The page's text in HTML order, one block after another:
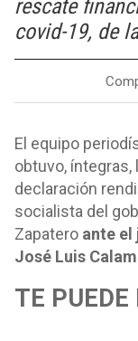
rescate
covid-19, de
El equipo
obtuvo, íntegras,
declaración
socialista del
Zapatero ante el
José Luis
TE PUEDE